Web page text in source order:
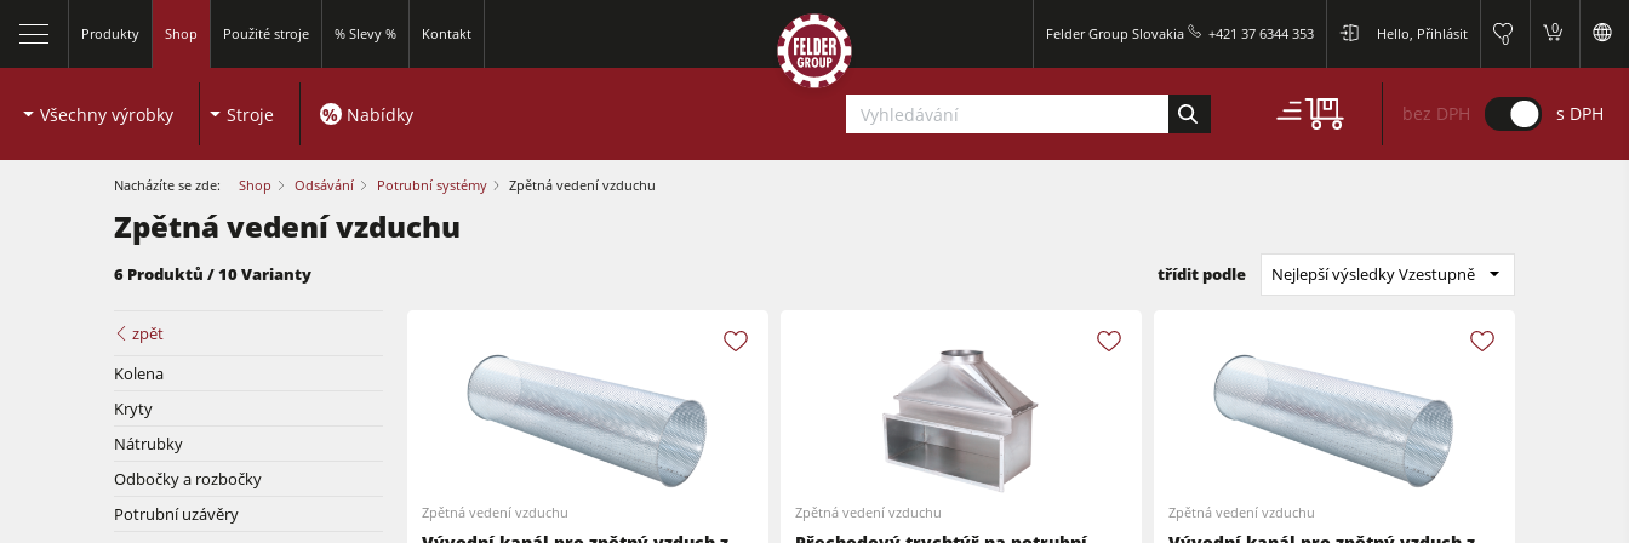
Produkty Shop Použité stroje % Slevy % Kontakt Felder Group Slovakia +421 37 6344 353 Hello, Přihlásit 0
0
Okružní pily s frézkou
Kombinované dřevoobráběcí stroje CNC obráběcí centra
Olepovačky hran Širokopásové brusky
Tloušťkovací a srovnávcí frézky
Spodní frézky
Všechny výrobky Stroje % Nabídky bez DPH s DPH
Nacházíte se zde: Shop Odsávání Potrubní systémy Zpětná vedení vzduchu
Zpětná vedení vzduchu
6 Produktů / 10 Varianty třídit podle Nejlepší výsledky Vzestupně
zpět
Kolena
Kryty
Nátrubky
Odbočky a rozbočky
Potrubní uzávěry
Zpětná vedení vzduchu Zpětná vedení vzduchu Zpětná vedení vzduchu